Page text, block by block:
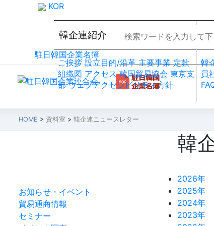
韓企連紹介
ご挨拶 設立目的/沿革 主要事業 定款
組織図 アクセス 韓国貿易協会 東京支
部 ウェブアクセシビリティ方針
会
韓
員
駐日韓国企業名簿
KOR
HOME > 資料室 > 韓企連ニュースレター
お知らせ・イベント
貿易通商情報
セミナー
韓
2026年
2025年
2024年
2023年